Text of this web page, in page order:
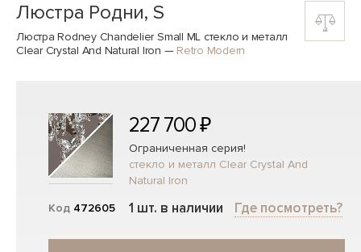
Люстра Родни, S
Люстра Rodney Chandelier Small ML стекло и металл
Clear Crystal And Natural Iron — Retro Modern
Код 472605
227 700 ₽
Ограниченная серия!
стекло и металл Clear Crystal And
Natural Iron
1 шт. в наличии Где посмотреть?